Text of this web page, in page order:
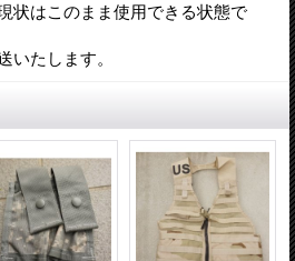
状はこのまま使用できる状態で
いたします。